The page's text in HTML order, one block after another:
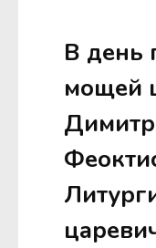
В день
мощей